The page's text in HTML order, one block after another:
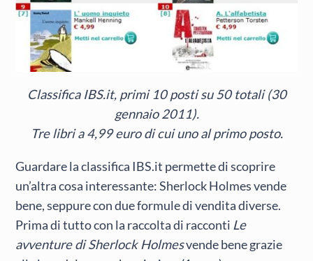
Classifica IBS.it, primi 10 posti su 50 totali (30
gennaio 2011).
Tre libri a 4,99 euro di cui uno al primo posto.
Guardare la classifica IBS.it permette di scoprire
un’altra cosa interessante: Sherlock Holmes vende
bene, seppure con due formule di vendita diverse.
Prima di tutto con la raccolta di racconti Le
avventure di Sherlock Holmesvende bene grazie